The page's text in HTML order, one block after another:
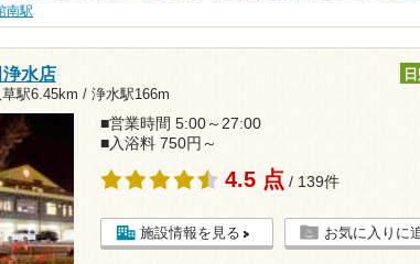
南駅
水店
草駅6.45km / 浄水駅166m
■営業時間 5:00～27:00
■入浴料 750円～
4.5 点 / 139件
施設情報を見る お気に入りに